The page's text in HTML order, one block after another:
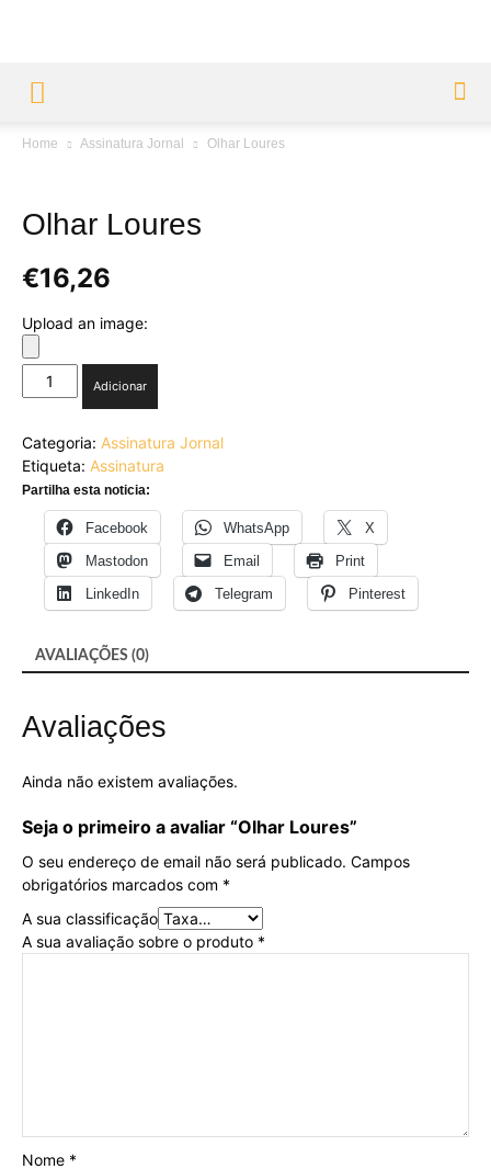
Home Assinatura Jornal Olhar Loures
Olhar Loures
€16,26
Upload an image:
Quantidade
de
Loures
Adicionar
Categoria: Assinatura Jornal
Etiqueta: Assinatura
Partilha esta noticia:
Facebook WhatsApp
X
Mastodon
Email
Print
LinkedIn
Telegram Pinterest
AVALIAÇÕES (0)
Avaliações
Ainda não existem avaliações.
Seja o primeiro a avaliar “Olhar Loures”
O seu endereço de email não será publicado. Campos
obrigatórios marcados com *
A sua classificação
A sua avaliação sobre o produto *
Nome *